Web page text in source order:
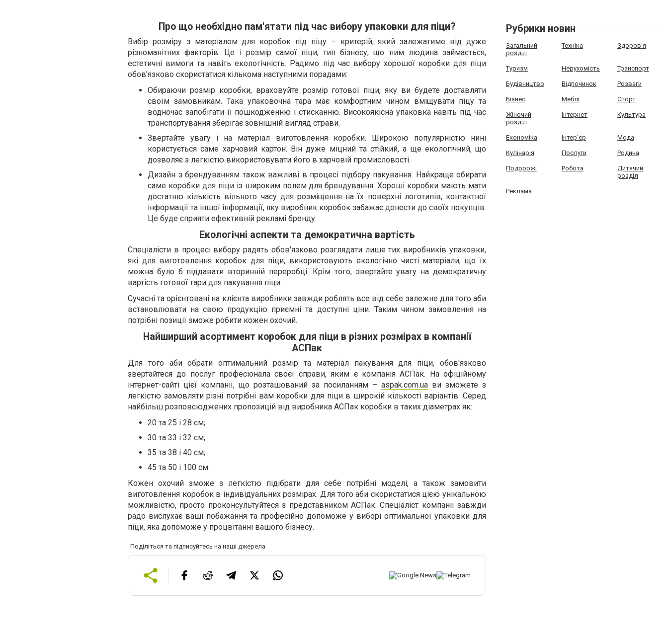
Про що необхідно пам'ятати під час вибору упаковки для піци?
Вибір розміру з матеріалом для коробок під піцу – критерій, який залежатиме від дуже
різноманітних факторів. Це і розмір самої піци, тип бізнесу, що ним людина займається,
естетичні вимоги та навіть екологічність. Радимо під час вибору хорошої коробки для піци
обов'язково скористатися кількома наступними порадами:
Обираючи розмір коробки, враховуйте розмір готової піци, яку ви будете доставляти
своїм замовникам. Така упаковочна тара має комфортним чином вміщувати піцу та
водночас запобігати її пошкодженню і стисканню. Високоякісна упаковка навіть під час
транспортування зберігає зовнішній вигляд страви.
Звертайте увагу і на матеріал виготовлення коробки. Широкою популярністю нині
користується саме харчовий картон. Він дуже міцний та стійкий, а ще екологічний, що
дозволяє з легкістю використовувати його в харчовій промисловості.
Дизайн з брендуванням також важливі в процесі підбору пакування. Найкраще обирати
саме коробки для піци із широким полем для брендування. Хороші коробки мають мати
достатню кількість вільного часу для розміщення на їх поверхні логотипів, контактної
інформації та іншої інформації, яку виробник коробок забажає донести до своїх покупців.
Це буде сприяти ефективній рекламі бренду.
Екологічні аспекти та демократична вартість
Спеціалісти в процесі вибору радять обов'язково розглядати лише тих виробників упаковки,
які для виготовлення коробок для піци, використовують екологічно чисті матеріали, що їх
можна було б піддавати вторинній переробці. Крім того, звертайте увагу на демократичну
вартість готової тари для пакування піци.
Сучасні та орієнтовані на клієнта виробники завжди роблять все від себе залежне для того аби
встановлювати на свою продукцію приємні та доступні ціни. Таким чином замовлення на
потрібні позиції зможе робити кожен охочий.
Найширший асортимент коробок для піци в різних розмірах в компанії
АСПак
Для того аби обрати оптимальний розмір та матеріал пакування для піци, обов'язково
звертайтеся до послуг професіонала своєї справи, яким є компанія АСПак. На офіційному
інтернет-сайті цієї компанії, що розташований за посиланням – aspak.com.ua ви зможете з
легкістю замовляти різні потрібні вам коробки для піци в широкій кількості варіантів. Серед
найбільш розповсюджених пропозицій від виробника АСПак коробки в таких діаметрах як:
20 та 25 і 28 см;
30 та 33 і 32 см;
35 та 38 і 40 см;
45 та 50 і 100 см.
Кожен охочий зможе з легкістю підібрати для себе потрібні моделі, а також замовити
виготовлення коробок в індивідуальних розмірах. Для того аби скористатися цією унікальною
можливістю, просто проконсультуйтеся з представником АСПак. Спеціаліст компанії завжди
радо вислухає ваші побажання та професійно допоможе у виборі оптимальної упаковки для
піци, яка допоможе у процвітанні вашого бізнесу.
Поділіться та підписуйтесь на наші джерела
Рубрики новин
Загальний
розділ
Техніка Здоров'я
Туризм Нерухомість Транспорт
Будівництво Відпочинок Розваги
Бізнес Меблі Спорт
Жіночий
розділ
Інтернет Культура
Економіка Інтер'єр Мода
Кулінарія Послуги Родина
Подорожі Робота
Дитячий
розділ
Реклама